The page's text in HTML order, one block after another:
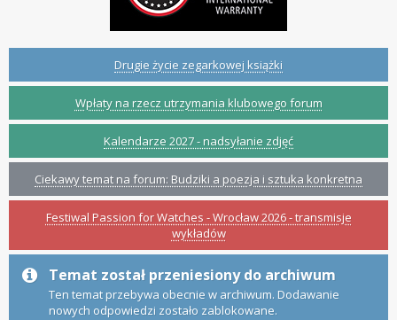
Drugie życie zegarkowej książki
Wpłaty na rzecz utrzymania klubowego forum
Kalendarze 2027 - nadsyłanie zdjęć
Ciekawy temat na forum: Budziki a poezja i sztuka konkretna
Festiwal Passion for Watches - Wrocław 2026 - transmisje
wykładów
Temat został przeniesiony do archiwum
Ten temat przebywa obecnie w archiwum. Dodawanie
nowych odpowiedzi zostało zablokowane.